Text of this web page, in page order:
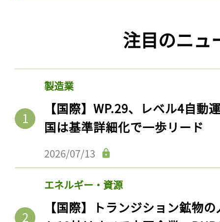
注目のニュ
製造業
【国際】WP.29、レベル4自動
国は基準詳細化で一歩リード
2026/07/13
エネルギー・資源
【国際】トランジション鉱物